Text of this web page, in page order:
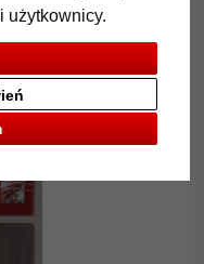
użytkownicy.